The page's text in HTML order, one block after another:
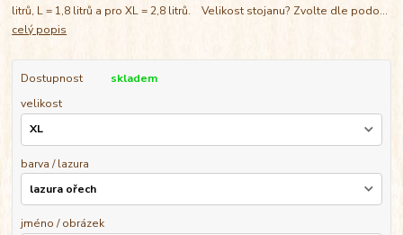
litrů, L = 1,8 litrů a pro XL = 2,8 litrů. Velikost stojanu? Zvolte dle podo...
celý popis
Dostupnost
skladem
velikost
barva / lazura
jméno / obrázek